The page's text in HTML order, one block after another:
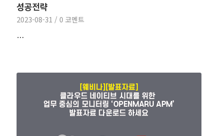
성공전략
2023-08-31 / 0 코멘트
…